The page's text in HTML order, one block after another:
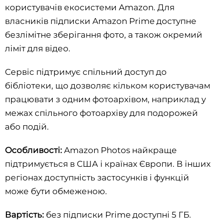
користувачів екосистеми Amazon. Для
власників підписки Amazon Prime доступне
безлімітне зберігання фото, а також окремий
ліміт для відео.
Сервіс підтримує спільний доступ до
бібліотеки, що дозволяє кільком користувачам
працювати з одним фотоархівом, наприклад у
межах спільного фотоархіву для подорожей
або подій.
Особливості: Amazon Photos найкраще
підтримується в США і країнах Європи. В інших
регіонах доступність застосунків і функцій
може бути обмеженою.
Вартість: без підписки Prime доступні 5 ГБ.